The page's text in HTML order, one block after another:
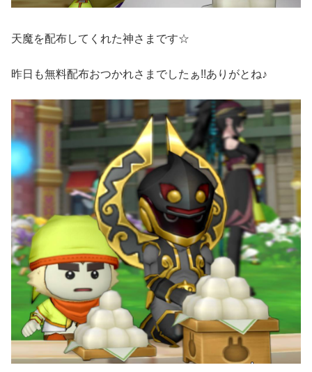
天魔を配布してくれた神さまです☆
昨日も無料配布おつかれさまでしたぁ!!ありがとね♪